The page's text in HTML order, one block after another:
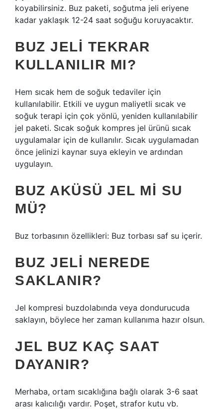
koyabilirsiniz. Buz paketi, soğutma jeli eriyene
kadar yaklaşık 12-24 saat soğuğu koruyacaktır.
BUZ JELI TEKRAR
KULLANILIR MI?
Hem sıcak hem de soğuk tedaviler için
kullanılabilir. Etkili ve uygun maliyetli sıcak ve
soğuk terapi için çok yönlü, yeniden kullanılabilir
jel paketi. Sıcak soğuk kompres jel ürünü sıcak
uygulamalar için de kullanılır. Sıcak uygulamadan
önce jelinizi kaynar suya ekleyin ve ardından
uygulayın.
BUZ AKÜSÜ JEL MI SU
MÜ?
Buz torbasının özellikleri: Buz torbası saf su içerir.
BUZ JELI NEREDE
SAKLANIR?
Jel kompresi buzdolabında veya dondurucuda
saklayın, böylece her zaman kullanıma hazır olsun.
JEL BUZ KAÇ SAAT
DAYANIR?
Merhaba, ortam sıcaklığına bağlı olarak 3-6 saat
arası kalıcılığı vardır. Poşet, strafor kutu vb.